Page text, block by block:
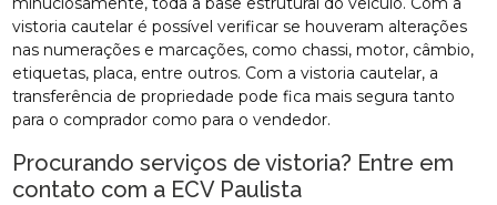
vistoria cautelar é possível verificar se houveram alterações
nas numerações e marcações, como chassi, motor, câmbio,
etiquetas, placa, entre outros. Com a vistoria cautelar, a
transferência de propriedade pode fica mais segura tanto
para o comprador como para o vendedor.
Procurando serviços de vistoria? Entre em
contato com a ECV Paulista